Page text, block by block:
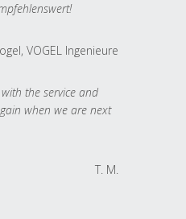
VOGEL Ingenieure
the service and
when we are next
T. M.